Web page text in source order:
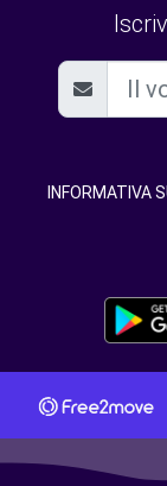
INFORMATIVA